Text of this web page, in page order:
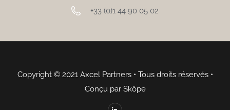
+33 (0)1 44 90 05 02
Copyright © 2021 Axcel Partners • Tous droits réservés •
Conçu par Sköpe